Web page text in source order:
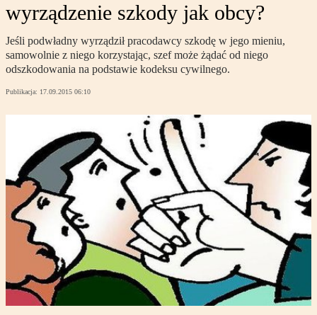
wyrządzenie szkody jak obcy?
Jeśli podwładny wyrządził pracodawcy szkodę w jego mieniu,
samowolnie z niego korzystając, szef może żądać od niego
odszkodowania na podstawie kodeksu cywilnego.
Publikacja: 17.09.2015 06:10